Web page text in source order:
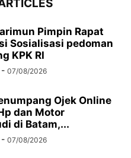
Pimpin Rapat
Sosialisasi pedoman
KPK RI
- 07/08/2026
Ojek Online
dan Motor
di Batam,...
- 07/08/2026